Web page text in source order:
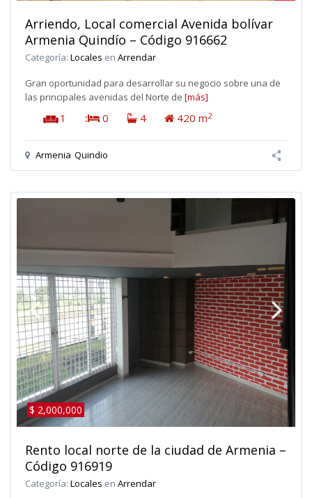
Arriendo, Local comercial Avenida bolívar
Armenia Quindío – Código 916662
Categoría: Locales en Arrendar
Gran oportunidad para desarrollar su negocio sobre una de
las principales avenidas del Norte de [más]
1 : 0 4 420 m2
Armenia Quindio
$ 2,000,000
Rento local norte de la ciudad de Armenia –
Código 916919
Categoría: Locales en Arrendar